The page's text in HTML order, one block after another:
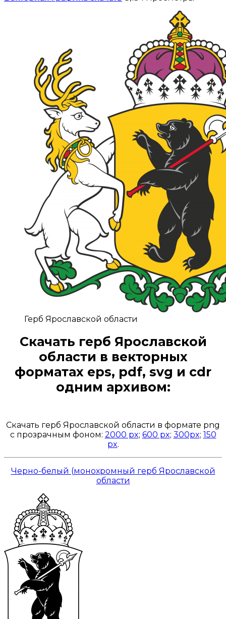
Герб Ярославской области
Скачать герб Ярославской
области в векторных
форматах eps, pdf, svg и cdr
одним архивом:
Скачать герб Ярославской области в формате png
с прозрачным фоном: 2000 px; 600 px; 300px; 150
px.
Черно-белый (монохромный герб Ярославской
области